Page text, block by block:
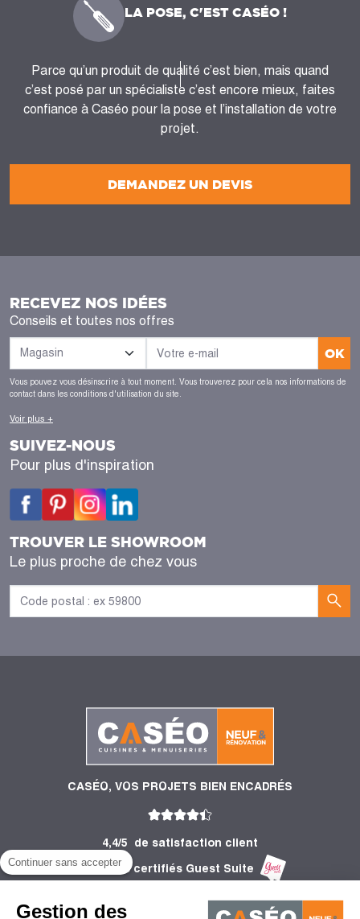
Continuer sans accepter
Gestion des
DEMANDEZ UN DEVIS
LA POSE, C'EST CASÉO !
Parce qu’un produit de qualité c’est bien, mais quand
c’est posé par un spécialiste c’est encore mieux, faites
confiance à Caséo pour la pose et l’installation de votre
projet.
RECEVEZ NOS IDÉES
Conseils et toutes nos offres
OK
Vous pouvez vous désinscrire à tout moment. Vous trouverez pour cela nos informations de
contact dans les conditions d'utilisation du site.
Voir plus +
SUIVEZ-NOUS
Pour plus d'inspiration
TROUVER LE SHOWROOM
Le plus proche de chez vous
CASÉO, VOS PROJETS BIEN ENCADRÉS
4,4/5
de satisfaction client
2 755 Avis certifiés Guest Suite